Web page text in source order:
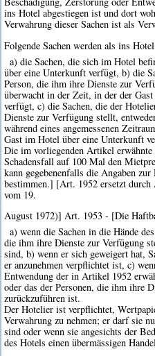
ins Hotel abgestiegen ist und dort
Verwahrung dieser Sachen ist als
Folgende Sachen werden als ins
a) die Sachen, die sich im Hotel
über eine Unterkunft verfügt, b) die
Person, die ihm ihre Dienste zur
überwacht in der Zeit, in der der
verfügt, c) die Sachen, die der
Dienste zur Verfügung stellt,
während eines angemessenen
Gast im Hotel über eine Unterkunft
Die im vorliegenden Artikel
Schadensfall auf 100 Mal den
kann gegebenenfalls die Angaben zur
bestimmen.] [Art. 1952 ersetzt
vom 19.
August 1972)] Art. 1953 - [Die
a) wenn die Sachen in die Hände
die ihm ihre Dienste zur Verfügung
sind, b) wenn er sich geweigert hat,
er anzunehmen verpflichtet ist, c)
Entwendung der in Artikel 1952
oder das der Personen, die ihm ihre
zurückzuführen ist.
Der Hotelier ist verpflichtet,
Verwahrung zu nehmen; er darf sie
sind oder wenn sie angesichts der
des Hotels einen übermässigen